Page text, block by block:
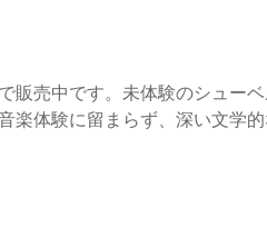
販売中です。未体験のシュー
楽体験に留まらず、深い文学的